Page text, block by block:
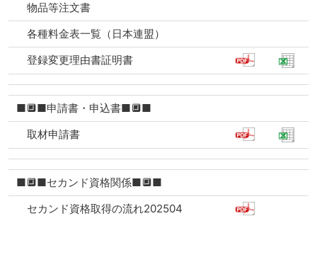
物品等注文書
各種料金表一覧（日本連盟）
登録変更理由書証明書
■🔲■申請書・申込書■🔲■
取材申請書
■🔲■セカンド資格関係■🔲■
セカンド資格取得の流れ202504